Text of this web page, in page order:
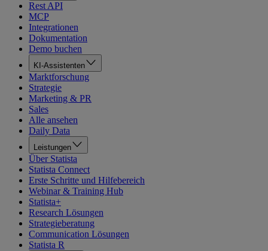
Rest API
MCP
Integrationen
Dokumentation
Demo buchen
KI-Assistenten
Marktforschung
Strategie
Marketing & PR
Sales
Alle ansehen
Daily Data
Leistungen
Über Statista
Statista Connect
Erste Schritte und Hilfebereich
Webinar & Training Hub
Statista+
Research Lösungen
Strategieberatung
Communication Lösungen
Statista R